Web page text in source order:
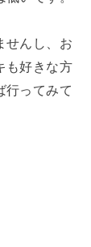
せんし、お
も好きな方
行ってみて